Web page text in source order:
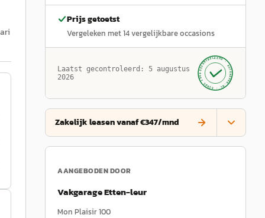
Prijs getoetst
Vergeleken met14vergelijkbare occasions
Laatst gecontroleerd: 5 augustus
2026
GECONTROLEERD ·
AUTOKOPEN.NL
· SINDS 1999 ·
Zakelijk leasen vanaf €347/mnd
AANGEBODEN DOOR
Vakgarage Etten-leur
Mon Plaisir 100